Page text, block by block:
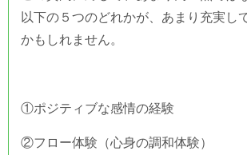
以下の５つのどれかが、あまり充実し
かもしれません。
①ポジティブな感情の経験
②フロー体験（心身の調和体験）